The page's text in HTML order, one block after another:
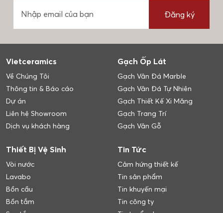
Đăng ký
Vietceramics
Về Chúng Tôi
Thông tin & Báo cáo
Dự án
Liên hệ Showroom
Dịch vụ khách hàng
Gạch Ốp Lát
Gạch Vân Đá Marble
Gạch Vân Đá Tự Nhiên
Gạch Thiết Kế Xi Măng
Gạch Trang Trí
Gạch Vân Gỗ
Thiết Bị Vệ Sinh
Vòi nước
Lavabo
Bồn cầu
Bồn tắm
Tin Tức
Cảm hứng thiết kế
Tin sản phẩm
Tin khuyến mại
Tin công ty